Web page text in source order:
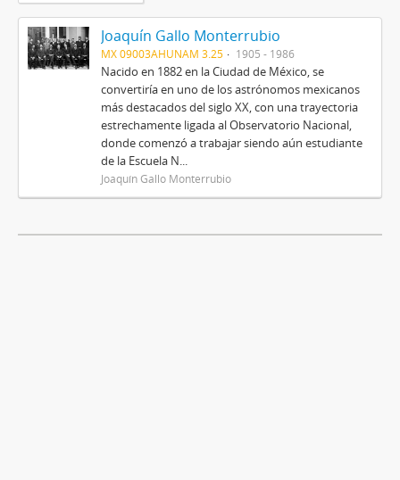
Joaquín Gallo Monterrubio
MX 09003AHUNAM 3.25 1905 - 1986
Nacido en 1882 en la Ciudad de México, se
convertiría en uno de los astrónomos mexicanos
más destacados del siglo XX, con una trayectoria
estrechamente ligada al Observatorio Nacional,
donde comenzó a trabajar siendo aún estudiante
de la Escuela N...
Joaquín Gallo Monterrubio